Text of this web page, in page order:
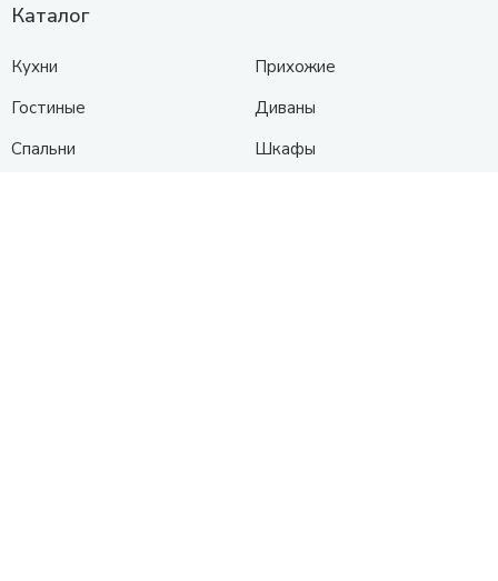
Каталог
Кухни
Гостиные
Спальни
Прихожие
Диваны
Шкафы